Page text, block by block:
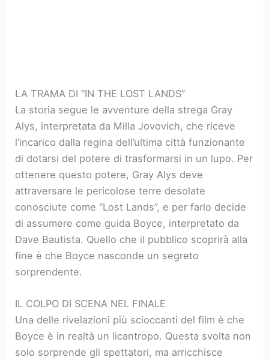
LA TRAMA DI “IN THE LOST LANDS”
La storia segue le avventure della strega Gray
Alys, interpretata da Milla Jovovich, che riceve
l’incarico dalla regina dell’ultima città funzionante
di dotarsi del potere di trasformarsi in un lupo. Per
ottenere questo potere, Gray Alys deve
attraversare le pericolose terre desolate
conosciute come “Lost Lands”, e per farlo decide
di assumere come guida Boyce, interpretato da
Dave Bautista. Quello che il pubblico scoprirà alla
fine è che Boyce nasconde un segreto
sorprendente.
IL COLPO DI SCENA NEL FINALE
Una delle rivelazioni più scioccanti del film è che
Boyce è in realtà un licantropo. Questa svolta non
solo sorprende gli spettatori, ma arricchisce